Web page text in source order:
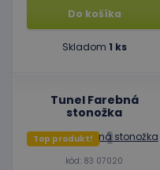
Do košíka
Skladom 1 ks
Tunel Farebná
stonožka
Top produkt!
kód: 83 07020